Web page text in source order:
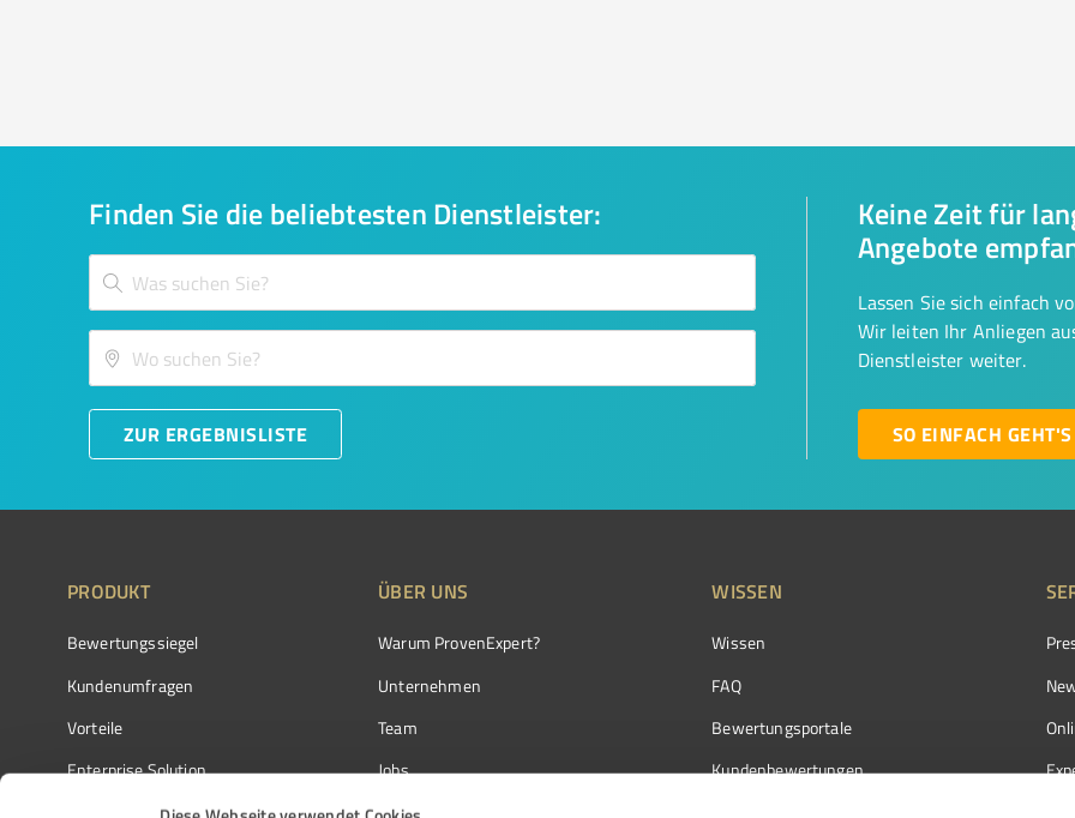
Finden Sie die beliebtesten Dienstleister:
ZUR ERGEBNISLISTE
Keine Zeit für
Angebote
Lassen Sie sich einfach
Wir leiten Ihr Anliegen
Dienstleister weiter.
SO EINFACH GEHT'S
PRODUKT
Bewertungssiegel
Kundenumfragen
Vorteile
Enterprise Solution
Partnerprogramm
ÜBER UNS
Warum ProvenExpert?
Unternehmen
Team
Jobs
Kundenstimmen
WISSEN
Wissen
FAQ
Bewertungsportale
Kundenbewertungen